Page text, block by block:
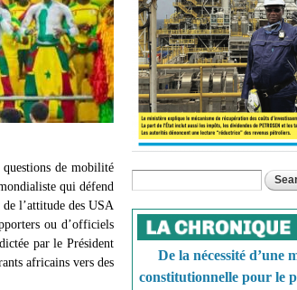
de mobilité
qui défend
l’attitude des USA
ou d’officiels
par le Président
africains vers des
Search form
De la nécessité d’une
constitutionnelle pour le